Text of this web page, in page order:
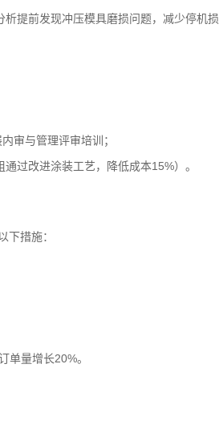
提前发现冲压模具磨损问题，减少停机损
审与管理评审培训；
过改进涂装工艺，降低成本15%）。
下措施：
单量增长20%。